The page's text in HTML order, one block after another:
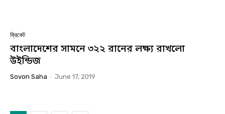
ক্রিকেট
বাংলাদেশের সামনে ৩২২ রানের লক্ষ্য রাখলো
উইন্ডিজ
Sovon Saha - June 17, 2019